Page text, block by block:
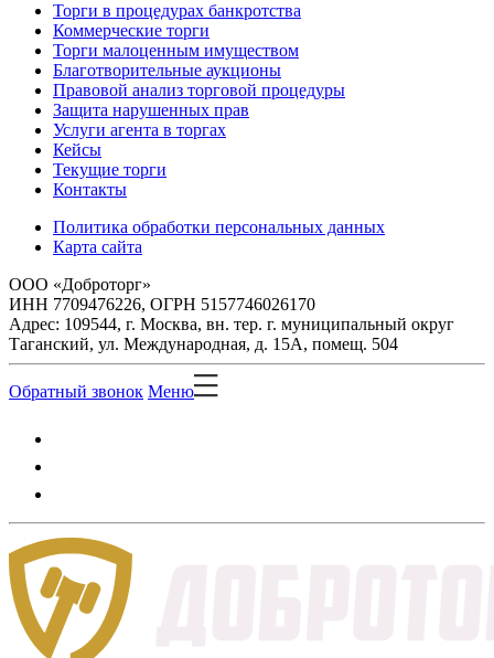
Торги в процедурах банкротства
Коммерческие торги
Торги малоценным имуществом
Благотворительные аукционы
Правовой анализ торговой процедуры
Защита нарушенных прав
Услуги агента в торгах
Кейсы
Текущие торги
Контакты
Политика обработки персональных данных
Карта сайта
ООО «Доброторг»
ИНН 7709476226, ОГРН 5157746026170
Адрес: 109544, г. Москва, вн. тер. г. муниципальный округ
Таганский, ул. Международная, д. 15А, помещ. 504
Обратный звонок Меню